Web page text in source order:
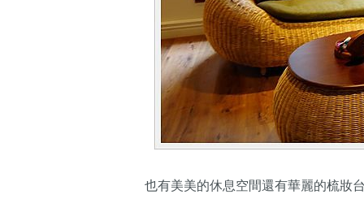
也有美美的休息空間還有華麗的梳妝